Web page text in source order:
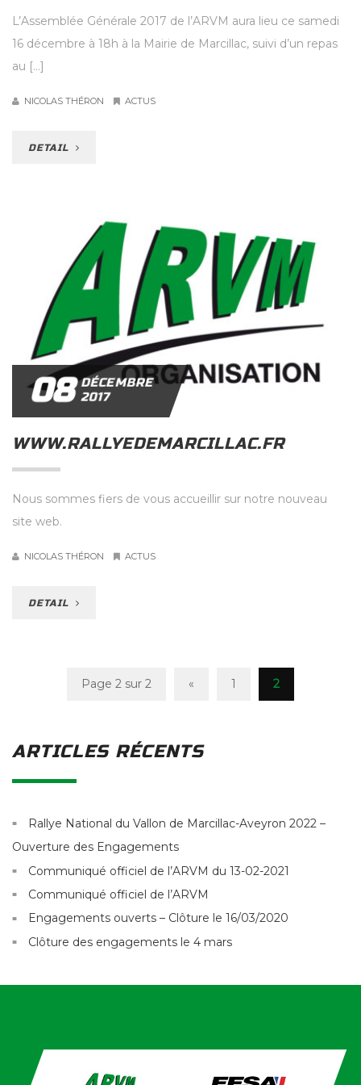
L’Assemblée Générale 2017 de l’ARVM aura lieu ce samedi
16 décembre à 18h à la Mairie de Marcillac, suivi d’un repas
au […]
NICOLAS THÉRON ACTUS
DETAIL
08 DÉCEMBRE
2017
WWW.RALLYEDEMARCILLAC.FR
Nous sommes fiers de vous accueillir sur notre nouveau
site web.
NICOLAS THÉRON ACTUS
DETAIL
Page 2 sur 2 « 1 2
ARTICLES RÉCENTS
Rallye National du Vallon de Marcillac-Aveyron 2022 –
Ouverture des Engagements
Communiqué officiel de l’ARVM du 13-02-2021
Communiqué officiel de l’ARVM
Engagements ouverts – Clôture le 16/03/2020
Clôture des engagements le 4 mars